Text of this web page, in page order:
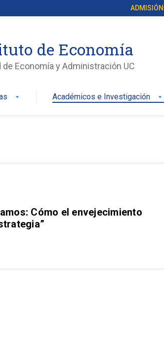
ADMISIÓN
de Economía
de Economía y Administración UC
arrow_drop_down Académicos e Investigación arrow_drop_down
Cómo el envejecimiento